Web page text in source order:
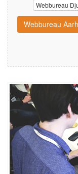
Webbureau
Webbureau